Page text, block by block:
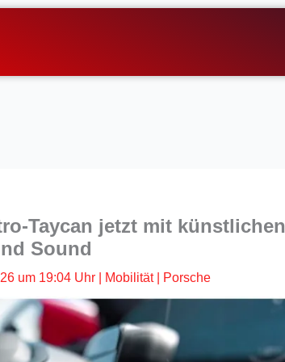
Taycan jetzt mit künstlichen
Sound
um 19:04 Uhr Mobilität| Porsche